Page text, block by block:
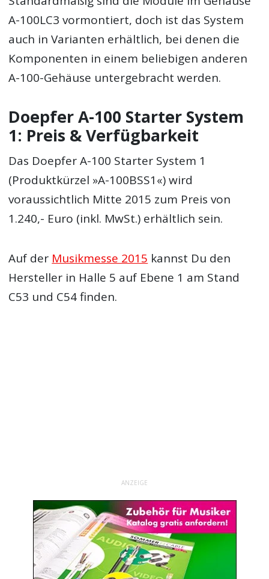
A-100LC3 vormontiert, doch ist das System
auch in Varianten erhältlich, bei denen die
Komponenten in einem beliebigen anderen
A-100-Gehäuse untergebracht werden.
Doepfer A-100 Starter System
1: Preis & Verfügbarkeit
Das Doepfer A-100 Starter System 1
(Produktkürzel »A-100BSS1«) wird
voraussichtlich Mitte 2015 zum Preis von
1.240,- Euro (inkl. MwSt.) erhältlich sein.
Auf der Musikmesse 2015 kannst Du den
Hersteller in Halle 5 auf Ebene 1 am Stand
C53 und C54 finden.
ANZEIGE